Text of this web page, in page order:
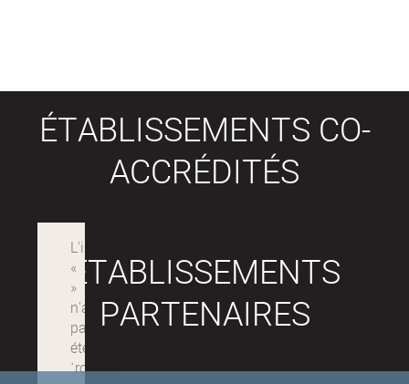
ÉTABLISSEMENTS CO-
ACCRÉDITÉS
ÉTABLISSEMENTS
PARTENAIRES